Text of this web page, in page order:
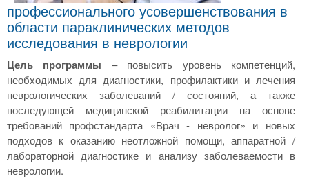
профессионального усовершенствования в
области параклинических методов
исследования в неврологии
Цель программы – повысить уровень компетенций,
необходимых для диагностики, профилактики и лечения
неврологических заболеваний / состояний, а также
последующей медицинской реабилитации на основе
требований профстандарта «Врач - невролог» и новых
подходов к оказанию неотложной помощи, аппаратной /
лабораторной диагностике и анализу заболеваемости в
неврологии.